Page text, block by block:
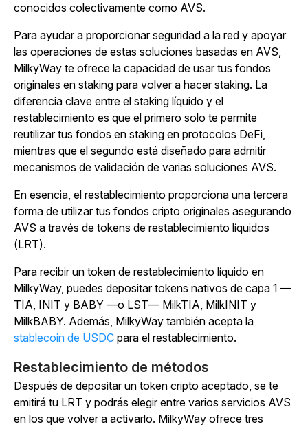
conocidos colectivamente como AVS.
Para ayudar a proporcionar seguridad a la red y apoyar
las operaciones de estas soluciones basadas en AVS,
MilkyWay te ofrece la capacidad de usar tus fondos
originales en staking para volver a hacer staking. La
diferencia clave entre el staking líquido y el
restablecimiento es que el primero solo te permite
reutilizar tus fondos en staking en protocolos DeFi,
mientras que el segundo está diseñado para admitir
mecanismos de validación de varias soluciones AVS.
En esencia, el restablecimiento proporciona una tercera
forma de utilizar tus fondos cripto originales asegurando
AVS a través de tokens de restablecimiento líquidos
(LRT).
Para recibir un token de restablecimiento líquido en
MilkyWay, puedes depositar tokens nativos de capa 1 —
TIA, INIT y BABY —o LST— MilkTIA, MilkINIT y
MilkBABY. Además, MilkyWay también acepta la
stablecoin de USDC para el restablecimiento.
Restablecimiento de métodos
Después de depositar un token cripto aceptado, se te
emitirá tu LRT y podrás elegir entre varios servicios AVS
en los que volver a activarlo. MilkyWay ofrece tres